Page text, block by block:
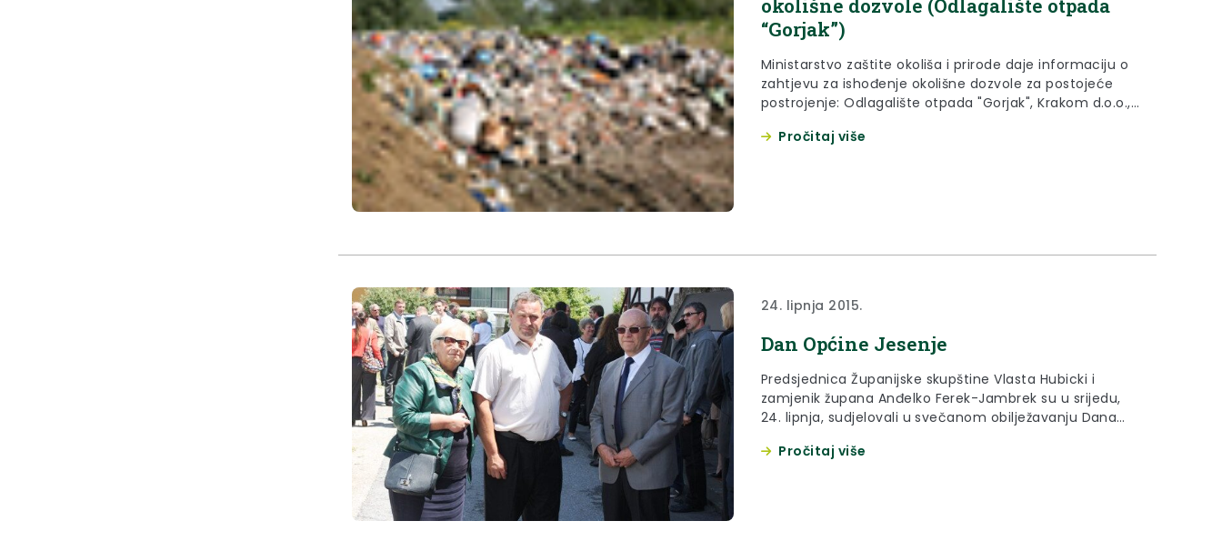
okolišne dozvole (Odlagalište otpada
“Gorjak”)
Ministarstvo zaštite okoliša i prirode daje informaciju o
zahtjevu za ishođenje okolišne dozvole za postojeće
postrojenje: Odlagalište otpada "Gorjak", Krakom d.o.o.,
Pročitaj više
24. lipnja 2015.
Dan Općine Jesenje
Predsjednica Županijske skupštine Vlasta Hubicki i
zamjenik župana Anđelko Ferek-Jambrek su u srijedu,
24. lipnja, sudjelovali u svečanom obilježavanju Dana
Pročitaj više